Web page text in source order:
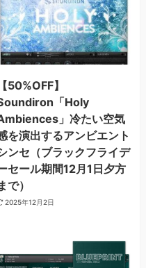
【50%OFF】
「Holy
」冷たい空気
を演出するアンビエント
ンセ（ブラックフライデ
セール期間12月1日夕方
で）
2025年12月2日